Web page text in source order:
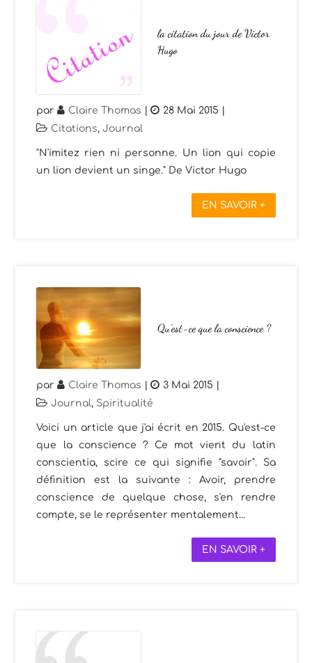
la citation du jour de Victor
Hugo
par Claire Thomas | 28 Mai 2015
Citations,Journal
"N'imitez rien ni personne. Un lion qui copie
un lion devient un singe." De Victor Hugo
EN SAVOIR +
Qu’est-ce que la conscience ?
par Claire Thomas | 3 Mai 2015
Journal, Spiritualité
Voici un article que j'ai écrit en 2015. Qu'est-ce
que la conscience ? Ce mot vient du latin
conscientia, scire ce qui signifie "savoir". Sa
définition est la suivante : Avoir, prendre
conscience de quelque chose, s'en rendre
compte, se le représenter mentalement...
EN SAVOIR +